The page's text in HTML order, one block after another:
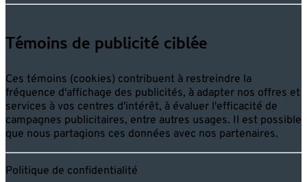
Témoins de publicité ciblée
Ces témoins (cookies) contribuent à restreindre la
fréquence d'affichage des publicités, à adapter nos offres et
services à vos centres d'intérêt, à évaluer l'efficacité de
campagnes publicitaires, entre autres usages. Il est possible
que nous partagions ces données avec nos partenaires.
Politique de confidentialité